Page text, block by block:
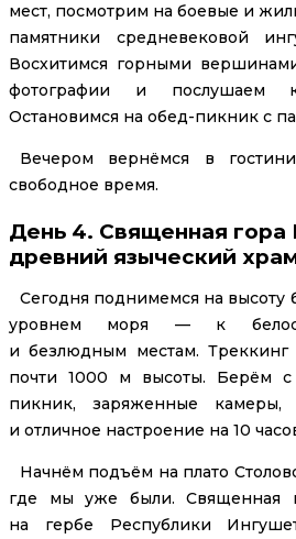
мест, посмотрим на боевые и
памятники средневековой
Восхитимся горными
фотографии и послушаем
Остановимся на обед-пикник с
Вечером вернёмся в
свободное время.
День 4. Священная гора
древний языческий
Сегодня поднимемся на высоту
уровнем моря — к
и безлюдным местам.
почти 1000 м высоты. Берём
пикник, заряженные камеры,
и отличное настроение на 10
Начнём подъём на плато
где мы уже были. Священная
на гербе Республики